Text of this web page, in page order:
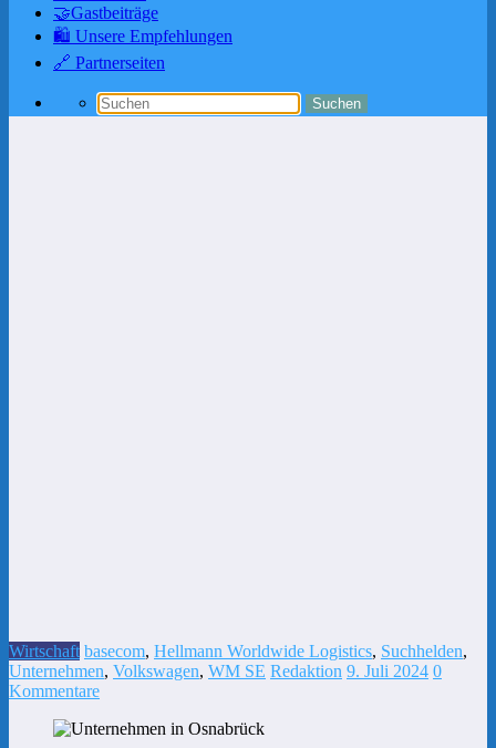
🤝Gastbeiträge
🛍️ Unsere Empfehlungen
🔗 Partnerseiten
Wirtschaft basecom, Hellmann Worldwide Logistics, Suchhelden,
Unternehmen, Volkswagen, WM SE Redaktion 9. Juli 2024 0
Kommentare